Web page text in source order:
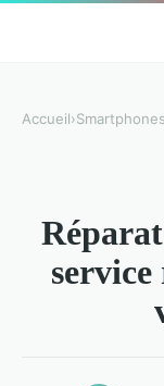
Accueil›Smartphones